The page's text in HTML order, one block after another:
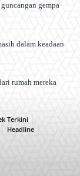
gempa
dalam keadaan
rumah mereka
Terkini
Headline